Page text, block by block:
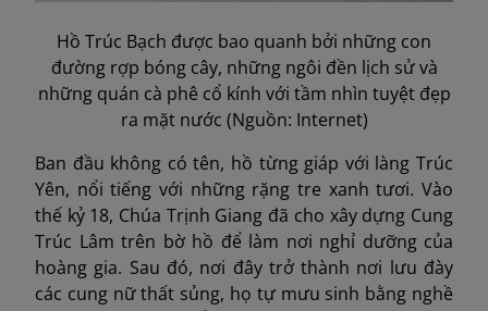
Hồ Trúc Bạch được bao quanh bởi những con
đường rợp bóng cây, những ngôi đền lịch sử và
những quán cà phê cổ kính với tầm nhìn tuyệt đẹp
ra mặt nước (Nguồn: Internet)
Ban đầu không có tên, hồ từng giáp với làng Trúc
Yên, nổi tiếng với những rặng tre xanh tươi. Vào
thế kỷ 18, Chúa Trịnh Giang đã cho xây dựng Cung
Trúc Lâm trên bờ hồ để làm nơi nghỉ dưỡng của
hoàng gia. Sau đó, nơi đây trở thành nơi lưu đày
các cung nữ thất sủng, họ tự mưu sinh bằng nghề